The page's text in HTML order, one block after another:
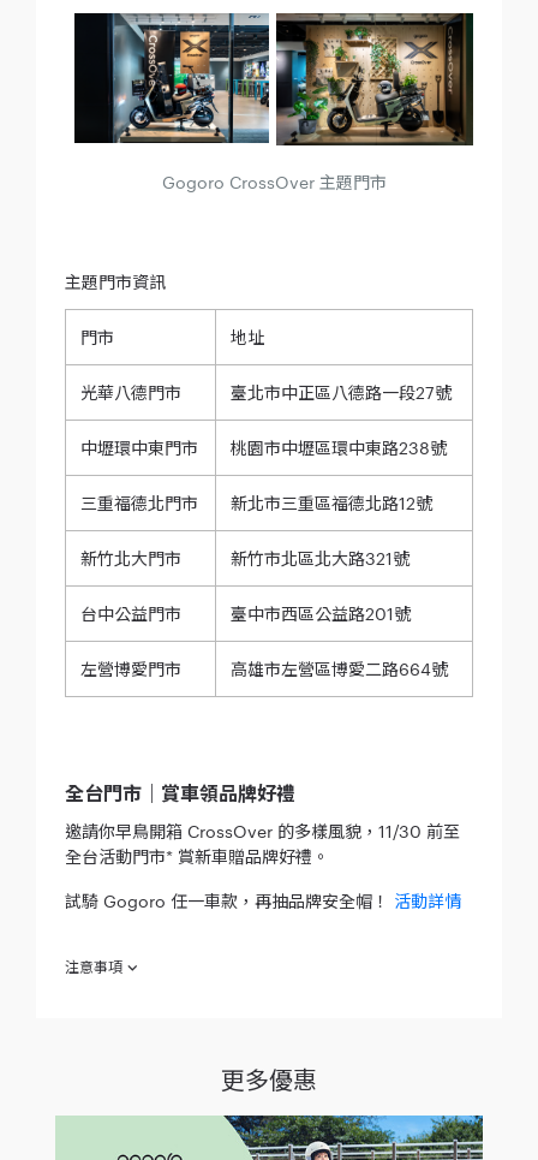
Gogoro CrossOver 主題門市
主題門市資訊
門市 地址
光華八德門市 臺北市中正區八德路一段27號
中壢環中東門市 桃園市中壢區環中東路238號
三重福德北門市 新北市三重區福德北路12號
新竹北大門市 新竹市北區北大路321號
台中公益門市 臺中市西區公益路201號
左營博愛門市 高雄市左營區博愛二路664號
全台門市｜賞車領品牌好禮
邀請你早鳥開箱 CrossOver 的多樣風貌，11/30 前至
全台活動門市* 賞新車贈品牌好禮。
試騎 Gogoro 任一車款，再抽品牌安全帽！ 活動詳情
注意事項
參加人於 2023 年 10 月 24 日起至 2023 年 11 月 30 日止
「Gogoro」） 直營、加盟門市賞車並完成問卷填寫者（須
非法人或相關團體，下稱「參加人」），即可獲得本活動資
格。本活動贈品之數量有限，贈完即止，每一參加人至多取
更多優惠